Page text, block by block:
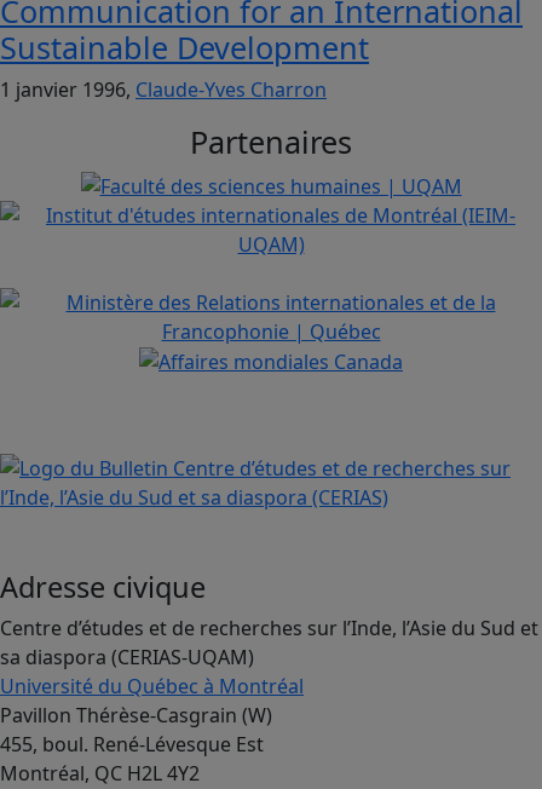
Communication for an International
Sustainable Development
1 janvier 1996, Claude-Yves Charron
Partenaires
Adresse civique
Centre d’études et de recherches sur l’Inde, l’Asie du Sud et
sa diaspora (CERIAS-UQAM)
Université du Québec à Montréal
Pavillon Thérèse-Casgrain (W)
455, boul. René-Lévesque Est
Montréal, QC H2L 4Y2